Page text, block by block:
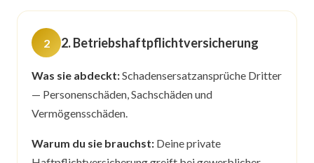
2. Betriebshaftpflichtversicherung
Was sie abdeckt:Schadensersatzansprüche Dritter
— Personenschäden, Sachschäden und
Vermögensschäden.
Warum du sie brauchst: Deine private